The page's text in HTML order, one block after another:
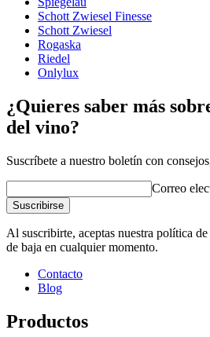
GrabadoNo
Schott Zwiesel Finesse
Schott Zwiesel
Rogaska
Riedel
Onlylux
¿Quieres saber más
del vino?
Suscríbete a nuestro boletín con
Correo
Suscribirse
Al suscribirte, aceptas nuestra política
de baja en cualquier momento.
Contacto
Blog
Productos